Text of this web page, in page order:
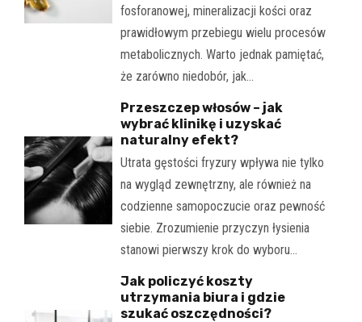
fosforanowej, mineralizacji kości oraz
prawidłowym przebiegu wielu procesów
metabolicznych. Warto jednak pamiętać,
że zarówno niedobór, jak…
Przeszczep włosów – jak
wybrać klinikę i uzyskać
naturalny efekt?
Utrata gęstości fryzury wpływa nie tylko
na wygląd zewnętrzny, ale również na
codzienne samopoczucie oraz pewność
siebie. Zrozumienie przyczyn łysienia
stanowi pierwszy krok do wyboru…
Jak policzyć koszty
utrzymania biura i gdzie
szukać oszczędności?